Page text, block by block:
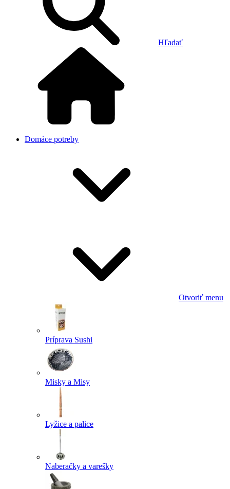
Hľadať
Domáce potreby
Otvoriť menu
Príprava Sushi
Misky a Misy
Lyžice a palice
Naberačky a varešky